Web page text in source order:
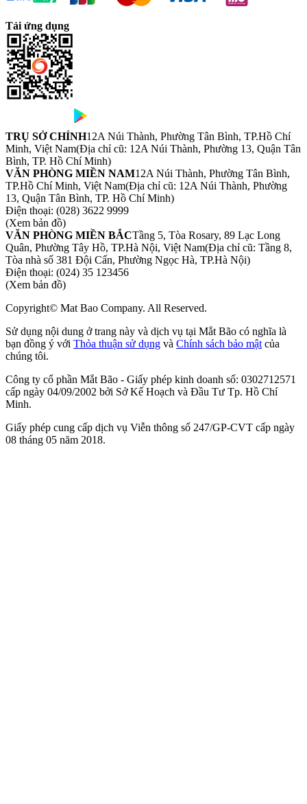
Tải ứng dụng
TRỤ SỞ CHÍNH12A Núi Thành, Phường Tân Bình, TP.Hồ Chí
Minh, Việt Nam(Địa chỉ cũ: 12A Núi Thành, Phường 13, Quận Tân
Bình, TP. Hồ Chí Minh)
VĂN PHÒNG MIỀN NAM12A Núi Thành, Phường Tân Bình,
TP.Hồ Chí Minh, Việt Nam(Địa chỉ cũ: 12A Núi Thành, Phường
13, Quận Tân Bình, TP. Hồ Chí Minh)
Điện thoại: (028) 3622 9999
(Xem bản đồ)
VĂN PHÒNG MIỀN BẮCTầng 5, Tòa Rosary, 89 Lạc Long
Quân, Phường Tây Hồ, TP.Hà Nội, Việt Nam(Địa chỉ cũ: Tầng 8,
Tòa nhà số 381 Đội Cấn, Phường Ngọc Hà, TP.Hà Nội)
Điện thoại: (024) 35 123456
(Xem bản đồ)
Copyright© Mat Bao Company. All Reserved.
Sử dụng nội dung ở trang này và dịch vụ tại Mắt Bão có nghĩa là
bạn đồng ý với Thỏa thuận sử dụng và Chính sách bảo mật của
chúng tôi.
Công ty cổ phần Mắt Bão - Giấy phép kinh doanh số: 0302712571
cấp ngày 04/09/2002 bởi Sở Kế Hoạch và Đầu Tư Tp. Hồ Chí
Minh.
Giấy phép cung cấp dịch vụ Viễn thông số 247/GP-CVT cấp ngày
08 tháng 05 năm 2018.